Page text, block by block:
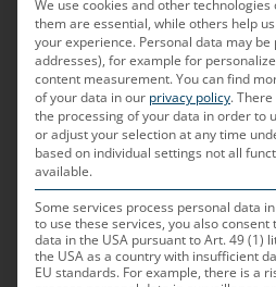
PUBLIKOVÁNO DNE27. 4. 2026
POF
Co znamená POF?
POF (Plastic/Polymer
normové označení) jsou
z plastu, nejčastěji z PMMA
We use cookies and other
them are essential, while others help
your experience. Personal data may be
addresses), for example for
content measurement.You can find
of your data in our privacy policy.There
the processing of your data in order to
or adjust your selection at any time
based on individual settings not all
available.
Some services process personal data
to use these services, you also
data in the USA pursuant to Art. 49 (1)
the USA as a country with insufficient
EU standards. For example, there is a